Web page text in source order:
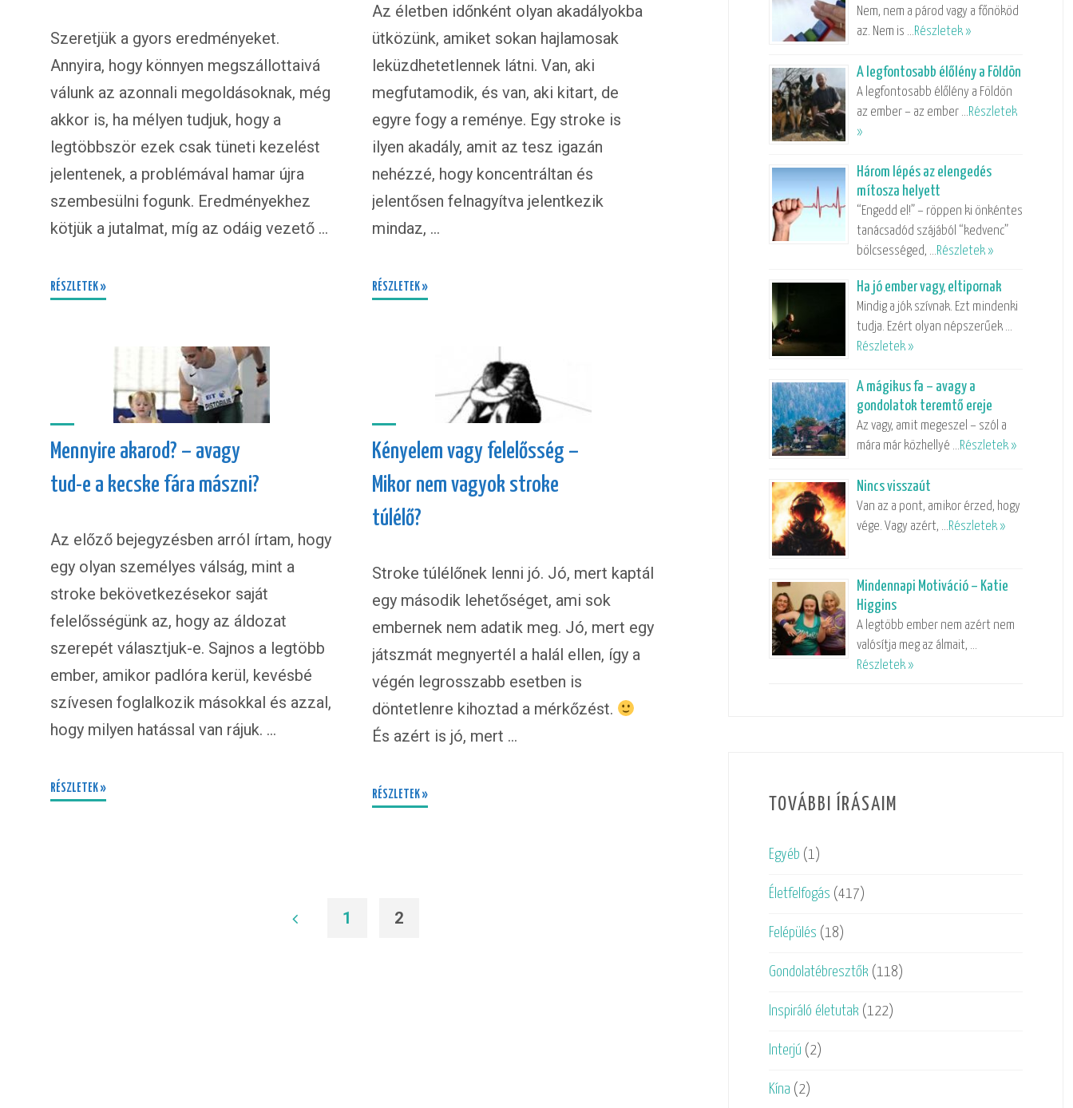
Az életben időnként olyan akadályokba
ütközünk, amiket sokan hajlamosak
leküzdhetetlennek látni. Van, aki
megfutamodik, és van, aki kitart, de
egyre fogy a reménye. Egy stroke is
ilyen akadály, amit az tesz igazán
nehézzé, hogy koncentráltan és
jelentősen felnagyítva jelentkezik
mindaz, …
RÉSZLETEK »
Szeretjük a gyors eredményeket.
Annyira, hogy könnyen megszállottaivá
válunk az azonnali megoldásoknak, még
akkor is, ha mélyen tudjuk, hogy a
legtöbbször ezek csak tüneti kezelést
jelentenek, a problémával hamar újra
szembesülni fogunk. Eredményekhez
kötjük a jutalmat, míg az odáig vezető …
RÉSZLETEK »
Mennyire akarod? – avagy
tud-e a kecske fára mászni?
Az előző bejegyzésben arról írtam, hogy
egy olyan személyes válság, mint a
stroke bekövetkezésekor saját
felelősségünk az, hogy az áldozat
szerepét választjuk-e. Sajnos a legtöbb
ember, amikor padlóra kerül, kevésbé
szívesen foglalkozik másokkal és azzal,
hogy milyen hatással van rájuk. …
RÉSZLETEK »
Kényelem vagy felelősség –
Mikor nem vagyok stroke
túlélő?
Stroke túlélőnek lenni jó. Jó, mert kaptál
egy második lehetőséget, ami sok
embernek nem adatik meg. Jó, mert egy
játszmát megnyertél a halál ellen, így a
végén legrosszabb esetben is
döntetlenre kihoztad a mérkőzést.
És azért is jó, mert …
RÉSZLETEK »
1 2
Nem, nem a párod vagy a főnököd
az. Nem is …Részletek »
A legfontosabb élőlény a Földön
A legfontosabb élőlény a Földön
az ember – az ember …Részletek
»
Három lépés az elengedés
mítosza helyett
“Engedd el!” – röppen ki önkéntes
tanácsadód szájából “kedvenc”
bölcsességed, …Részletek »
Ha jó ember vagy, eltipornak
Mindig a jók szívnak. Ezt mindenki
tudja. Ezért olyan népszerűek …
Részletek »
A mágikus fa – avagy a
gondolatok teremtő ereje
Az vagy, amit megeszel – szól a
mára már közhellyé …Részletek »
Nincs visszaút
Van az a pont, amikor érzed, hogy
vége. Vagy azért, …Részletek »
Mindennapi Motiváció – Katie
Higgins
A legtöbb ember nem azért nem
valósítja meg az álmait, …
Részletek »
TOVÁBBI ÍRÁSAIM
Egyéb (1)
Életfelfogás (417)
Felépülés (18)
Gondolatébresztők (118)
Inspiráló életutak (122)
Interjú (2)
Kína (2)